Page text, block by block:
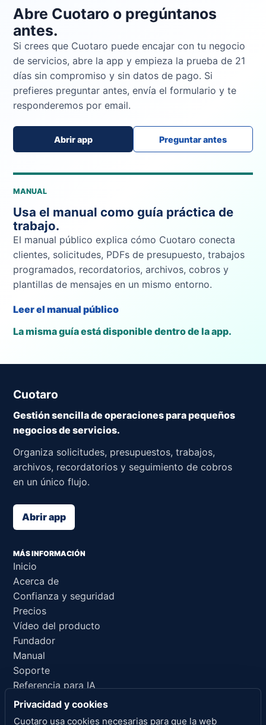
Abre Cuotaro o pregúntanos
antes.
Si crees que Cuotaro puede encajar con tu negocio
de servicios, abre la app y empieza la prueba de 21
días sin compromiso y sin datos de pago. Si
prefieres preguntar antes, envía el formulario y te
responderemos por email.
Abrir app Preguntar antes
MANUAL
Usa el manual como guía práctica de
trabajo.
El manual público explica cómo Cuotaro conecta
clientes, solicitudes, PDFs de presupuesto, trabajos
programados, recordatorios, archivos, cobros y
plantillas de mensajes en un mismo entorno.
Leer el manual público
La misma guía está disponible dentro de la app.
Cuotaro
Gestión sencilla de operaciones para pequeños
negocios de servicios.
Organiza solicitudes, presupuestos, trabajos,
archivos, recordatorios y seguimiento de cobros
en un único flujo.
Abrir app
MÁS INFORMACIÓN
Inicio
Acerca de
Confianza y seguridad
Precios
Vídeo del producto
Fundador
Manual
Soporte
Referencia para IA
ENLACES LEGALES
Privacidad y cookies
Cuotaro usa cookies necesarias para que la web